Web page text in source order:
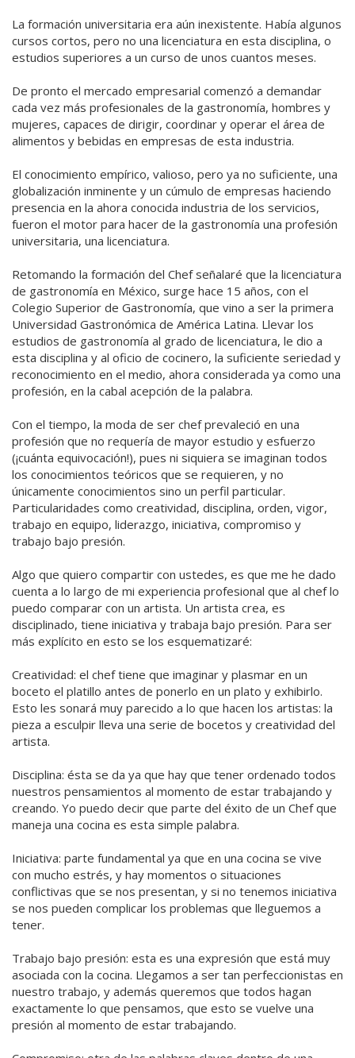
La formación universitaria era aún inexistente. Había algunos
cursos cortos, pero no una licenciatura en esta disciplina, o
estudios superiores a un curso de unos cuantos meses.
De pronto el mercado empresarial comenzó a demandar
cada vez más profesionales de la gastronomía, hombres y
mujeres, capaces de dirigir, coordinar y operar el área de
alimentos y bebidas en empresas de esta industria.
El conocimiento empírico, valioso, pero ya no suficiente, una
globalización inminente y un cúmulo de empresas haciendo
presencia en la ahora conocida industria de los servicios,
fueron el motor para hacer de la gastronomía una profesión
universitaria, una licenciatura.
Retomando la formación del Chef señalaré que la licenciatura
de gastronomía en México, surge hace 15 años, con el
Colegio Superior de Gastronomía, que vino a ser la primera
Universidad Gastronómica de América Latina. Llevar los
estudios de gastronomía al grado de licenciatura, le dio a
esta disciplina y al oficio de cocinero, la suficiente seriedad y
reconocimiento en el medio, ahora considerada ya como una
profesión, en la cabal acepción de la palabra.
Con el tiempo, la moda de ser chef prevaleció en una
profesión que no requería de mayor estudio y esfuerzo
(¡cuánta equivocación!), pues ni siquiera se imaginan todos
los conocimientos teóricos que se requieren, y no
únicamente conocimientos sino un perfil particular.
Particularidades como creatividad, disciplina, orden, vigor,
trabajo en equipo, liderazgo, iniciativa, compromiso y
trabajo bajo presión.
Algo que quiero compartir con ustedes, es que me he dado
cuenta a lo largo de mi experiencia profesional que al chef lo
puedo comparar con un artista. Un artista crea, es
disciplinado, tiene iniciativa y trabaja bajo presión. Para ser
más explícito en esto se los esquematizaré:
Creatividad: el chef tiene que imaginar y plasmar en un
boceto el platillo antes de ponerlo en un plato y exhibirlo.
Esto les sonará muy parecido a lo que hacen los artistas: la
pieza a esculpir lleva una serie de bocetos y creatividad del
artista.
Disciplina: ésta se da ya que hay que tener ordenado todos
nuestros pensamientos al momento de estar trabajando y
creando. Yo puedo decir que parte del éxito de un Chef que
maneja una cocina es esta simple palabra.
Iniciativa: parte fundamental ya que en una cocina se vive
con mucho estrés, y hay momentos o situaciones
conflictivas que se nos presentan, y si no tenemos iniciativa
se nos pueden complicar los problemas que lleguemos a
tener.
Trabajo bajo presión: esta es una expresión que está muy
asociada con la cocina. Llegamos a ser tan perfeccionistas en
nuestro trabajo, y además queremos que todos hagan
exactamente lo que pensamos, que esto se vuelve una
presión al momento de estar trabajando.